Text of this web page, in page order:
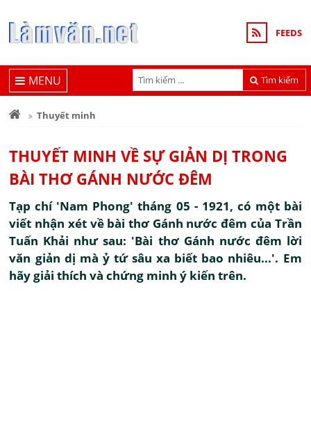
FEEDS
Tìm kiếm
MENU
Thuyết minh
THUYẾT MINH VỀ SỰ GIẢN DỊ TRONG
BÀI THƠ GÁNH NƯỚC ĐÊM
Tạp chí 'Nam Phong' tháng 05 - 1921, có một bài
viết nhận xét về bài thơ Gánh nước đêm của Trần
Tuấn Khải như sau: 'Bài thơ Gánh nước đêm lời
văn giản dị mà ỷ tứ sâu xa biết bao nhiêu...'. Em
hãy giải thích và chứng minh ý kiến trên.